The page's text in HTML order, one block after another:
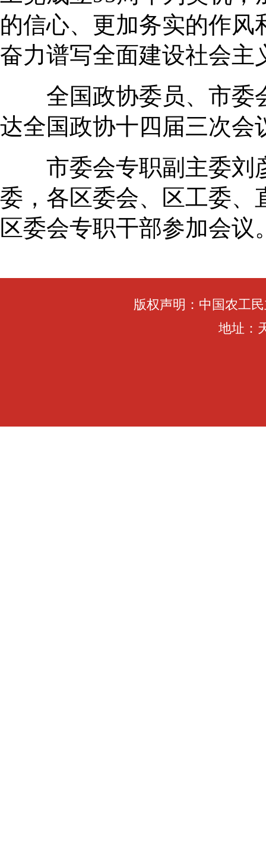
的信心、更加务实的作
奋力谱写全面建设社会主
全国政协委员、市委
达全国政协十四届三次会
市委会专职副主委刘
委，各区委会、区工委、
区委会专职干部参加会议
版权声明：中国农工
地址：